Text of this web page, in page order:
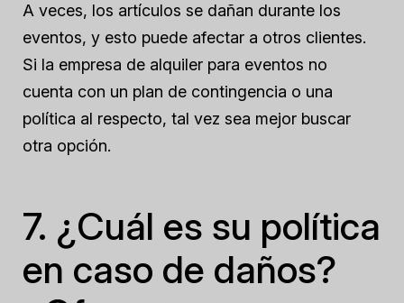
A veces, los artículos se dañan durante los
eventos, y esto puede afectar a otros clientes.
Si la empresa de alquiler para eventos no
cuenta con un plan de contingencia o una
política al respecto, tal vez sea mejor buscar
otra opción.
7. ¿Cuál es su política
en caso de daños?